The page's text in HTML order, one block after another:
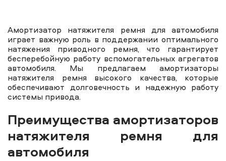
Амортизатор натяжителя ремня для автомобиля
играет важную роль в поддержании оптимального
натяжения приводного ремня, что гарантирует
бесперебойную работу вспомогательных агрегатов
автомобиля. Мы предлагаем амортизаторы
натяжителя ремня высокого качества, которые
обеспечивают долговечность и надежную работу
системы привода.
Преимущества амортизаторов
натяжителя ремня для
автомобиля